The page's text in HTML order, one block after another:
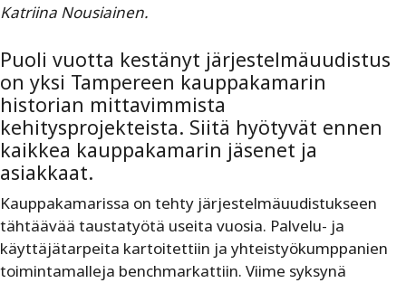
Katriina Nousiainen.
Puoli vuotta kestänyt järjestelmäuudistus
on yksi Tampereen kauppakamarin
historian mittavimmista
kehitysprojekteista. Siitä hyötyvät ennen
kaikkea kauppakamarin jäsenet ja
asiakkaat.
Kauppakamarissa on tehty järjestelmäuudistukseen
tähtäävää taustatyötä useita vuosia. Palvelu- ja
käyttäjätarpeita kartoitettiin ja yhteistyökumppanien
toimintamalleja benchmarkattiin. Viime syksynä